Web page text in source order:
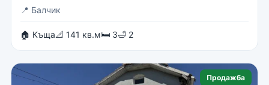
📍 Балчик
🏠 Къща📐 141 кв.м🛏 3🛁 2
Продажба